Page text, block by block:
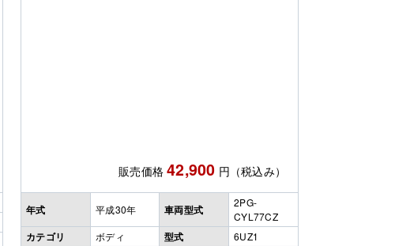
販売価格 42,900 円（税込み）
年式 平成30年 車両型式
2PG-
CYL77CZ
カテゴリ ボディ 型式 6UZ1